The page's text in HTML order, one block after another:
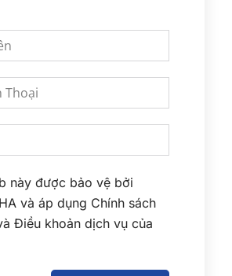
này được bảo vệ bởi
và áp dụng Chính sách
Điều khoản dịch vụ của